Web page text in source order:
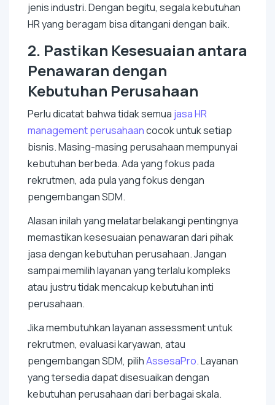
jenis industri. Dengan begitu, segala kebutuhan
HR yang beragam bisa ditangani dengan baik.
2. Pastikan Kesesuaian antara
Penawaran dengan
Kebutuhan Perusahaan
Perlu dicatat bahwa tidak semua jasa HR
managementperusahaancocok untuk setiap
bisnis. Masing-masing perusahaan mempunyai
kebutuhan berbeda. Ada yang fokus pada
rekrutmen, ada pula yang fokus dengan
pengembangan SDM.
Alasan inilah yang melatarbelakangi pentingnya
memastikan kesesuaian penawaran dari pihak
jasa dengan kebutuhan perusahaan. Jangan
sampai memilih layanan yang terlalu kompleks
atau justru tidak mencakup kebutuhan inti
perusahaan.
Jika membutuhkan layananassessmentuntuk
rekrutmen, evaluasi karyawan, atau
pengembangan SDM, pilihAssesaPro. Layanan
yang tersedia dapat disesuaikan dengan
kebutuhan perusahaan dari berbagai skala.